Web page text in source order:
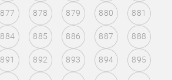
877 878 879 880 881
884 885 886 887 888
891 892 893 894 895